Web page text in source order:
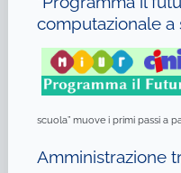
computazionale a
scuola” muove i primi passi a
Amministrazione